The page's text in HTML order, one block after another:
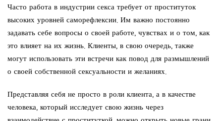
Часто работа в индустрии секса требует от проституток
высоких уровней саморефлексии. Им важно постоянно
задавать себе вопросы о своей работе, чувствах и о том, как
это влияет на их жизнь. Клиенты, в свою очередь, также
могут использовать эти встречи как повод для размышлений
о своей собственной сексуальности и желаниях.
Представляя себя не просто в роли клиента, а в качестве
человека, который исследует свою жизнь через